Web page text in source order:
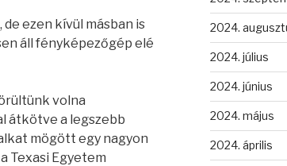
ezen kívül másban is
áll fényképezőgép elé
volna
átkötve a legszebb
mögött egy nagyon
Texasi Egyetem
2024.
2024. július
2024. június
2024. május
2024. április